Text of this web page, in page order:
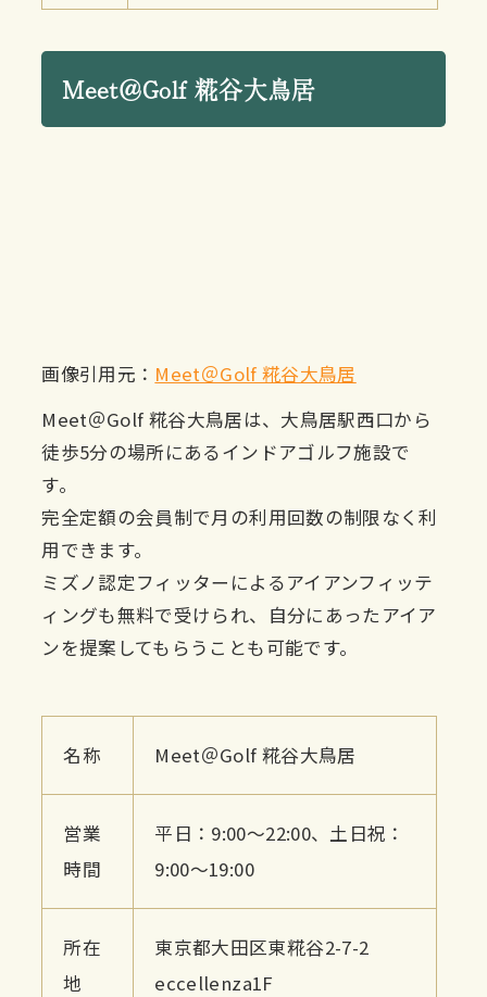
Meet＠Golf 糀谷大鳥居
画像引用元： Meet＠Golf 糀谷大鳥居
Meet＠Golf 糀谷大鳥居は、大鳥居駅西口から
徒歩5分の場所にあるインドアゴルフ施設で
す。
完全定額の会員制で月の利用回数の制限なく利
用できます。
ミズノ認定フィッターによるアイアンフィッテ
ィングも無料で受けられ、自分にあったアイア
ンを提案してもらうことも可能です。
名称 Meet＠Golf 糀谷大鳥居
営業
時間
平日：9:00〜22:00、土日祝：
9:00〜19:00
所在
地
東京都大田区東糀谷2-7-2
eccellenza1F